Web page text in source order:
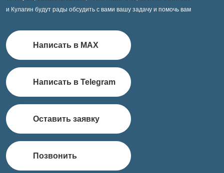
и Кулагин будут рады обсудить с вами вашу задачу и помочь вам
Написать в MAX
Написать в Telegram
Оставить заявку
Позвонить